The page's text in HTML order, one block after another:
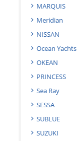
MARQUIS
Meridian
NISSAN
Ocean Yachts
OKEAN
PRINCESS
Sea Ray
SESSA
SUBLUE
SUZUKI